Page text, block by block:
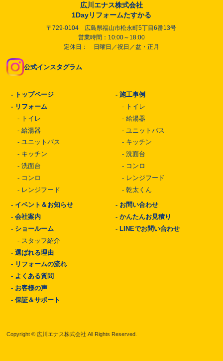
広川エナス株式会社
1Dayリフォームたすかる
〒729-0104 広島県福山市松永町5丁目6番13号
営業時間：10:00～18:00
定休日： 日曜日／祝日／盆・正月
公式インスタグラム
- トップページ
- リフォーム
- トイレ
- 給湯器
- ユニットバス
- キッチン
- 洗面台
- コンロ
- レンジフード
-施工事例
- トイレ
-給湯器
- ユニットバス
- キッチン
-洗面台
- コンロ
- レンジフード
-乾太くん
- イベント＆お知らせ
- 会社案内
- ショールーム
- スタッフ紹介
- 選ばれる理由
- リフォームの流れ
- よくある質問
- お客様の声
- 保証＆サポート
- お問い合わせ
-かんたんお見積り
- LINEでお問い合わせ
Copyright © 広川エナス株式会社 All Rights Reserved.